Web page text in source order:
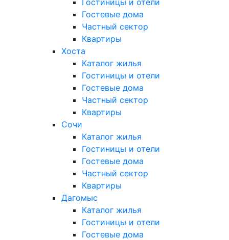
Гостевые дома
Частный сектор
Квартиры
Хоста
Каталог жилья
Гостиницы и отели
Гостевые дома
Частный сектор
Квартиры
Сочи
Каталог жилья
Гостиницы и отели
Гостевые дома
Частный сектор
Квартиры
Дагомыс
Каталог жилья
Гостиницы и отели
Гостевые дома